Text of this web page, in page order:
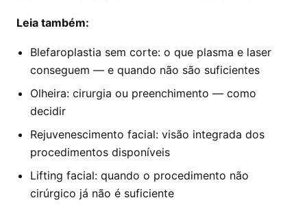
Leia também:
Blefaroplastia sem corte: o que plasma e laser
conseguem — e quando não são suficientes
Olheira: cirurgia ou preenchimento — como
decidir
Rejuvenescimento facial: visão integrada dos
procedimentos disponíveis
Lifting facial: quando o procedimento não
cirúrgico já não é suficiente